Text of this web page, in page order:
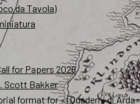
da Tavola)
for Papers 2026
Scott Bakker
format for «I Quaderni di Arda»